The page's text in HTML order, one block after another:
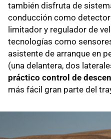
también disfruta de
conducción como
limitador y regulador de
tecnologías como
asistente de arranque en
(una delantera, dos
práctico control de
más fácil gran parte del